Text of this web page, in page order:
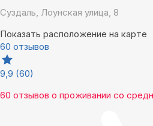
Суздаль, Лоунская улица, 8
Показать расположение на карте
60 отзывов
9,9 (60)
60 отзывов о проживании со